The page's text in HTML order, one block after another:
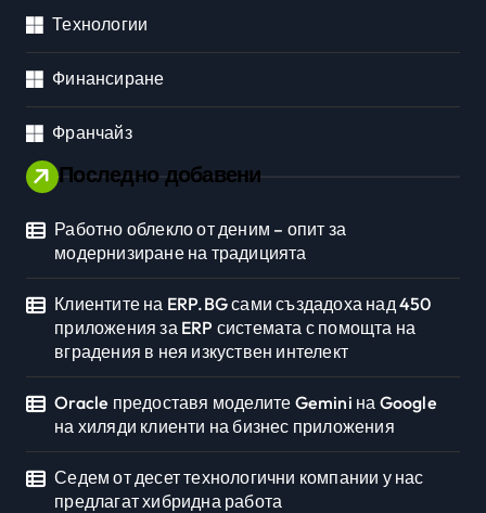
Технологии
Финансиране
Франчайз
Последно добавени
Работно облекло от деним – опит за
модернизиране на традицията
Клиентите на ERP.BG сами създадоха над 450
приложения за ERP системата с помощта на
вградения в нея изкуствен интелект
Oracle предоставя моделите Gemini на Google
на хиляди клиенти на бизнес приложения
Седем от десет технологични компании у нас
предлагат хибридна работа